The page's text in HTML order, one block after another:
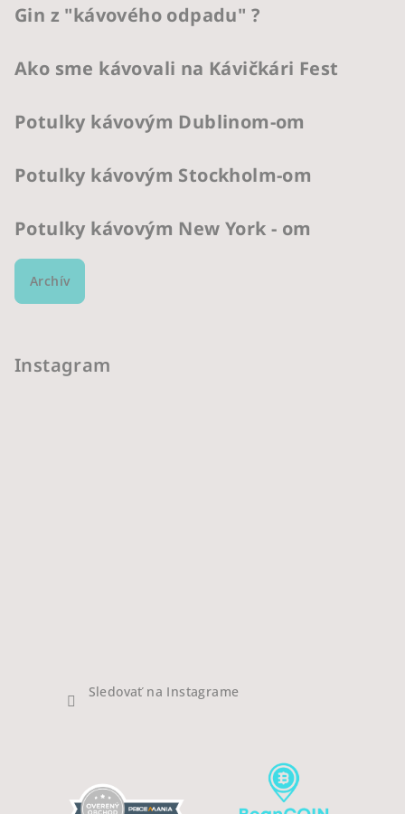
Gin z "kávového odpadu" ?
Ako sme kávovali na Kávičkári Fest
Potulky kávovým Dublinom-om
Potulky kávovým Stockholm-om
Potulky kávovým New York - om
Archív
Instagram
Sledovať na Instagrame